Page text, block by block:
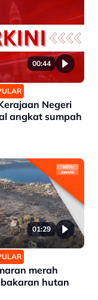
00:44
Negeri
angkat sumpah
01:29
merah
hutan